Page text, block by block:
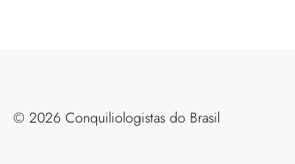
©️ 2026 Conquiliologistas do Brasil